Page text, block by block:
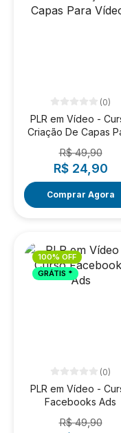
(0)
PLR em Vídeo -
Criação De Capas
Vídeos
R$ 49,90
R$ 24,90
Comprar Agora
100% OFF
GRÁTIS *
(0)
PLR em Vídeo -
Facebooks Ads
R$ 49,90